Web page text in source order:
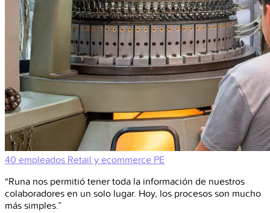
40 empleados Retail y ecommerce PE
“Runa nos permitió tener toda la información de nuestros
colaboradores en un solo lugar. Hoy, los procesos son mucho
más simples.”